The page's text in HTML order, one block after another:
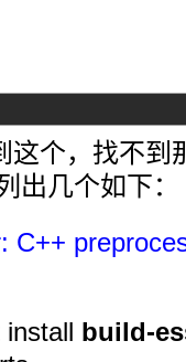
这个，找不到
出几个如下：
build-